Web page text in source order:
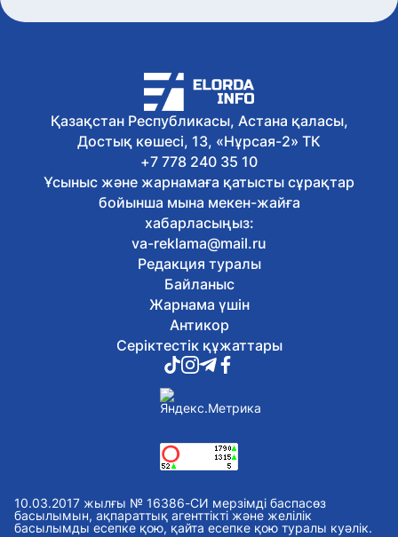
Қазақстан Республикасы, Астана қаласы,
Достық көшесі, 13, «Нұрсая-2» ТК
+7 778 240 35 10
Ұсыныс және жарнамаға қатысты сұрақтар
бойынша мына мекен-жайға
хабарласыңыз:
va-reklama@mail.ru
Редакция туралы
Байланыс
Жарнама үшін
Антикор
Серіктестік құжаттары
10.03.2017 жылғы № 16386-СИ мерзімді баспасөз
басылымын, ақпараттық агенттікті және желілік
басылымды есепке қою, қайта есепке қою туралы куәлік.